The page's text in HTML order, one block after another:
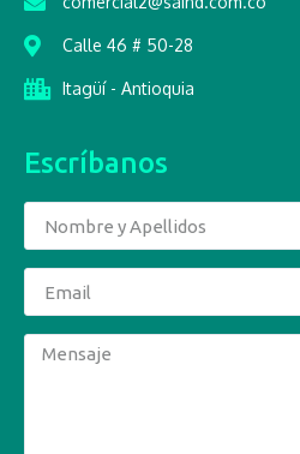
Calle 46 # 50-28
Itagüí - Antioquia
Escríbanos